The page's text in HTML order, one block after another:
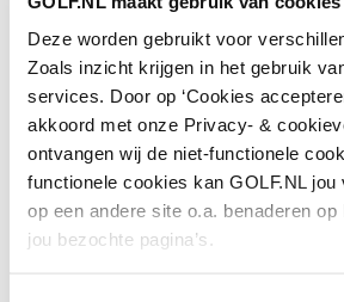
Deze worden gebruikt voor
Zoals inzicht krijgen in het gebruik
services. Door op ‘Cookies
akkoord met onze Privacy- &
ontvangen wij de niet-functionele
functionele cookies kan GOLF.NL
op een andere site o.a. benaderen
jou bezochte pagina’s.
club speelt op een uitdagende
veel groen en veel water. Tegen de
kerk van Assendelft af met
boerderijen en in de verte zijn nog
langs het Noordzeekanaal en de
pluimen van Tata Steel te zien.